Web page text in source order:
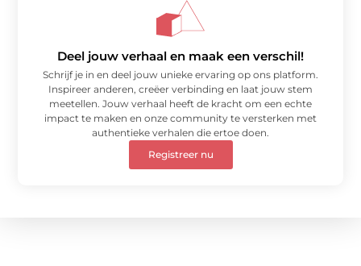
Deel jouw verhaal en maak een verschil!
Schrijf je in en deel jouw unieke ervaring op ons platform.
Inspireer anderen, creëer verbinding en laat jouw stem
meetellen. Jouw verhaal heeft de kracht om een echte
impact te maken en onze community te versterken met
authentieke verhalen die ertoe doen.
Registreer nu